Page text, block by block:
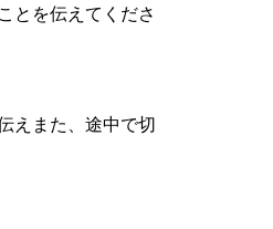
とを伝えてくださ
えまた、途中で切